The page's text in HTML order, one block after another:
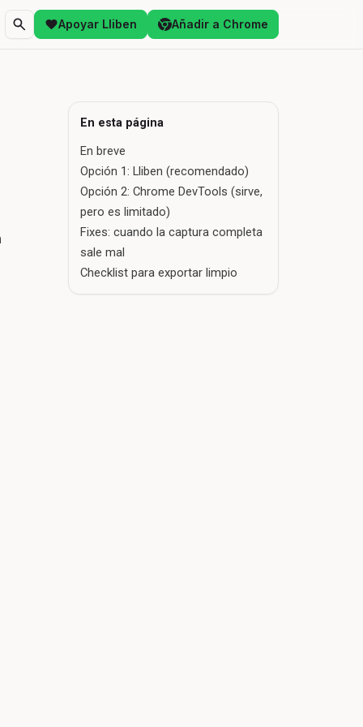
Apoyar Lliben Añadir a Chrome
En esta página
En breve
Opción 1: Lliben (recomendado)
Opción 2: Chrome DevTools (sirve,
pero es limitado)
Fixes: cuando la captura completa
sale mal
Checklist para exportar limpio